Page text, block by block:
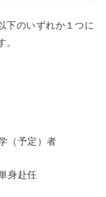
下のいずれか１つに
。
（予定）者
身赴任